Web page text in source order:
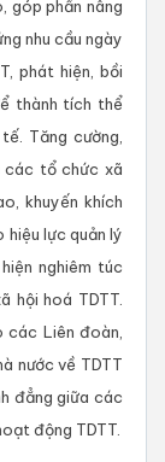
góp phần nâng
nhu cầu ngày
phát hiện, bồi
thành tích thể
Tăng cường,
các tổ chức xã
khuyến khích
lực quản lý
nghiêm túc
hội hoá TDTT.
các Liên đoàn,
nước về TDTT
đẳng giữa các
động TDTT.